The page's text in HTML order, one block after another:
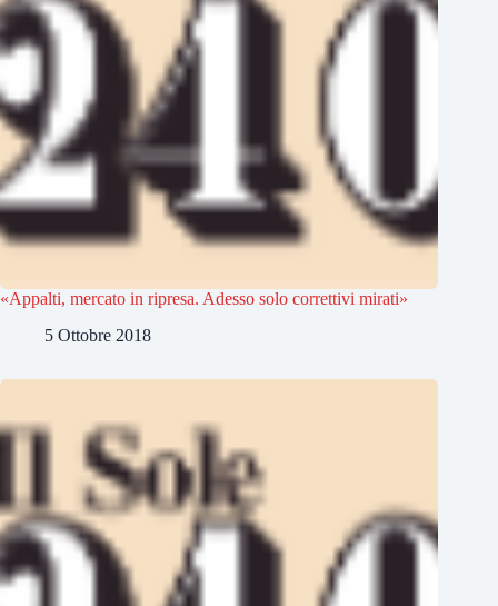
«Appalti, mercato in ripresa. Adesso solo correttivi mirati»
5 Ottobre 2018